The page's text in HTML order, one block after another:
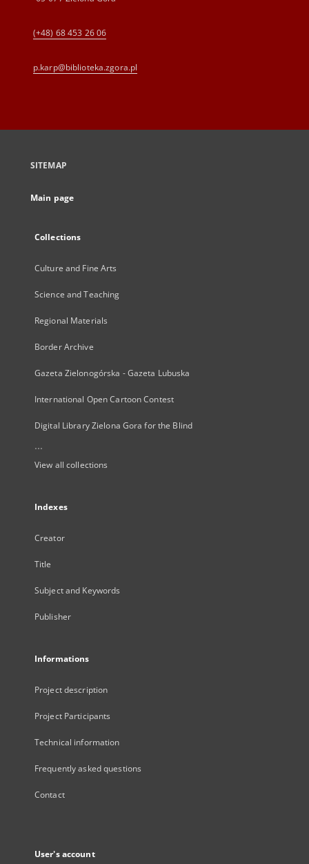
(+48) 68 453 26 06
p.karp@biblioteka.zgora.pl
SITEMAP
Main page
Collections
Culture and Fine Arts
Science and Teaching
Regional Materials
Border Archive
Gazeta Zielonogórska - Gazeta Lubuska
International Open Cartoon Contest
Digital Library Zielona Gora for the Blind
...
View all collections
Indexes
Creator
Title
Subject and Keywords
Publisher
Informations
Project description
Project Participants
Technical information
Frequently asked questions
Contact
User's account